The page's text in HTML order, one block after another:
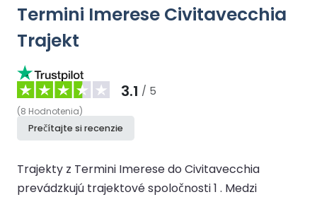
Termini Imerese Civitavecchia
Trajekt
3.1 / 5
(8 Hodnotenia)
Prečítajte si recenzie
Trajekty z Termini Imerese do Civitavecchia
prevádzkujú trajektové spoločnosti 1 . Medzi